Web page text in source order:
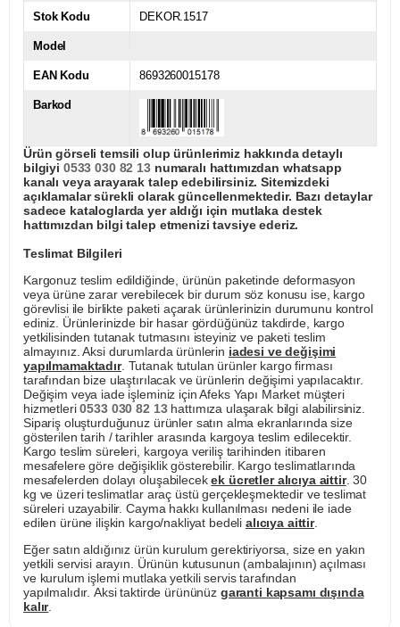
Stok Kodu DEKOR.1517
Model
EAN Kodu 8693260015178
Barkod
Ürün görseli temsili olup ürünlerimiz hakkında detaylı
bilgiyi 0533 030 82 13numaralı hattımızdan whatsapp
kanalı veya arayarak talep edebilirsiniz. Sitemizdeki
açıklamalar sürekli olarak güncellenmektedir. Bazı detaylar
sadece kataloglarda yer aldığı için mutlaka destek
hattımızdan bilgi talep etmenizi tavsiye ederiz.
Teslimat Bilgileri
Kargonuz teslim edildiğinde, ürünün paketinde deformasyon
veya ürüne zarar verebilecek bir durum söz konusu ise, kargo
görevlisi ile birlikte paketi açarak ürünlerinizin durumunu kontrol
ediniz. Ürünlerinizde bir hasar gördüğünüz takdirde, kargo
yetkilisinden tutanak tutmasını isteyiniz ve paketi teslim
almayınız. Aksi durumlarda ürünlerin iadesi ve değişimi
yapılmamaktadır. Tutanak tutulan ürünler kargo firması
tarafından bize ulaştırılacak ve ürünlerin değişimi yapılacaktır.
Değişim veya iade işleminiz için Afeks Yapı Market müşteri
hizmetleri0533 030 82 13hattımıza ulaşarak bilgi alabilirsiniz.
Sipariş oluşturduğunuz ürünler satın alma ekranlarında size
gösterilen tarih / tarihler arasında kargoya teslim edilecektir.
Kargo teslim süreleri, kargoya veriliş tarihinden itibaren
mesafelere göre değişiklik gösterebilir. Kargo teslimatlarında
mesafelerden dolayı oluşabilecekek ücretler alıcıya aittir. 30
kg ve üzeri teslimatlar araç üstü gerçekleşmektedir ve teslimat
süreleri uzayabilir. Cayma hakkı kullanılması nedeni ile iade
edilen ürüne ilişkin kargo/nakliyat bedeli alıcıya aittir.
Eğer satın aldığınız ürün kurulum gerektiriyorsa, size en yakın
yetkili servisi arayın. Ürünün kutusunun (ambalajının) açılması
ve kurulum işlemi mutlaka yetkili servis tarafından
yapılmalıdır. Aksi taktirde ürününüz garanti kapsamı dışında
kalır.